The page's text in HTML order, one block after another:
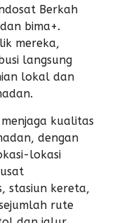
Berkah
bima+.
mereka,
langsung
lokal dan
kualitas
dengan
lokasi
stasiun kereta,
rute